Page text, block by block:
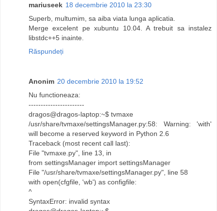
mariuseek 18 decembrie 2010 la 23:30
Superb, multumim, sa aiba viata lunga aplicatia.
Merge excelent pe xubuntu 10.04. A trebuit sa instalez
libstdc++5 inainte.
Răspundeți
Anonim 20 decembrie 2010 la 19:52
Nu functioneaza:
-----------------------
dragos@dragos-laptop:~$ tvmaxe
/usr/share/tvmaxe/settingsManager.py:58: Warning: 'with'
will become a reserved keyword in Python 2.6
Traceback (most recent call last):
File "tvmaxe.py", line 13, in
from settingsManager import settingsManager
File "/usr/share/tvmaxe/settingsManager.py", line 58
with open(cfgfile, 'wb') as configfile:
^
SyntaxError: invalid syntax